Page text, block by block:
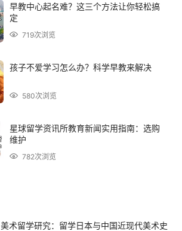
早教中心起名难？这三个方法让你轻松搞
定
719次浏览
孩子不爱学习怎么办？科学早教来解决
580次浏览
星球留学资讯所教育新闻实用指南：选购
维护
782次浏览
美术留学研究：留学日本与中国近现代美术史